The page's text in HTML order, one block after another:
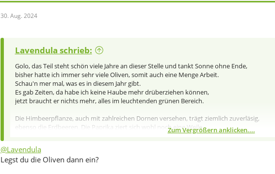
i
e
30. Aug. 2024
Lavendula schrieb:
Golo, das Teil steht schön viele Jahre an dieser Stelle und tankt Sonne ohne Ende,
bisher hatte ich immer sehr viele Oliven, somit auch eine Menge Arbeit.
Schau'n mer mal, was es in diesem Jahr gibt.
Es gab Zeiten, da habe ich keine Haube mehr drüberziehen können,
jetzt braucht er nichts mehr, alles im leuchtenden grünen Bereich.
Die Himbeerpflanze, auch mit zahlreichen Dornen versehen, trägt ziemlich zuverläsig,
ebenso die Erdbeeren. Die Paprika ziert sich wohl noch eine Weile,Zum Vergrößern anklicken....
@Lavendula
Legst du die Oliven dann ein?